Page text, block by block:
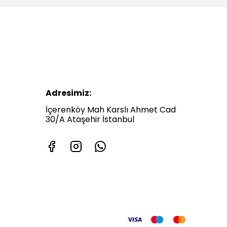
Adresimiz:
İçerenköy Mah Karslı Ahmet Cad
30/A Ataşehir İstanbul